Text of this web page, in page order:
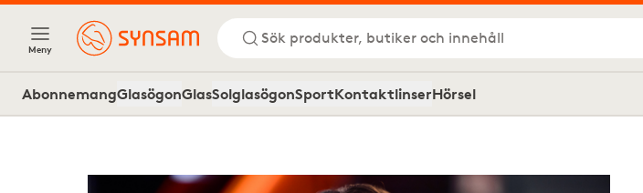
Meny
Sök produkter, butiker och innehåll
AbonnemangGlasögonGlasSolglasögonSportKontaktlinserHörsel